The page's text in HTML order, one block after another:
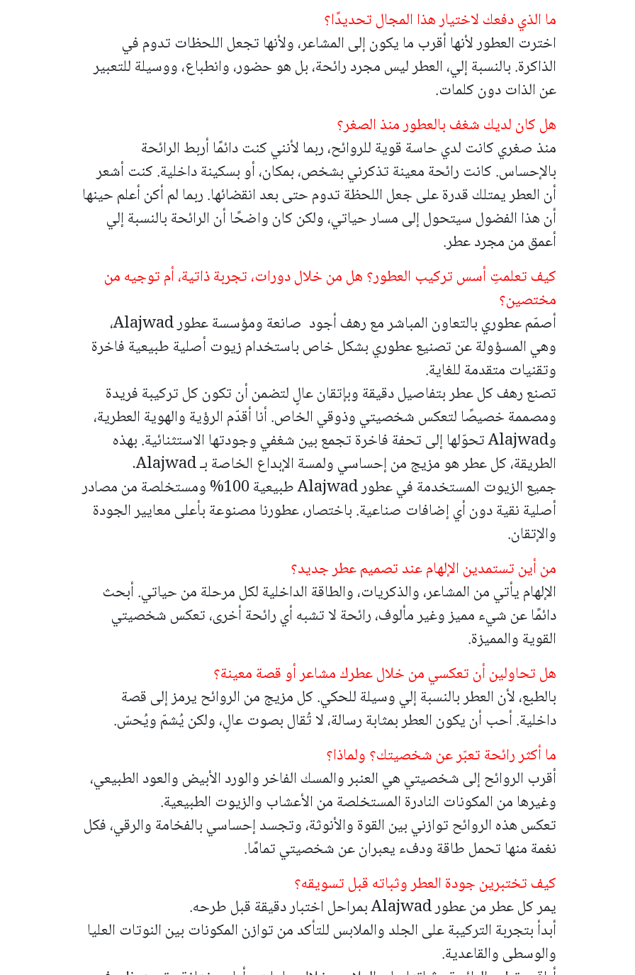
ما الذي دفعك لاختيار هذا المجال تحديدًا؟
اخترت العطور لأنها أقرب ما يكون إلى المشاعر، ولأنها تجعل اللحظات تدوم في
الذاكرة. بالنسبة إلي، العطر ليس مجرد رائحة، بل هو حضور، وانطباع، ووسيلة للتعبير
عن الذات دون كلمات.
هل كان لديك شغف بالعطور منذ الصغر؟
منذ صغري كانت لدي حاسة قوية للروائح، ربما لأنني كنت دائمًا أربط الرائحة
بالإحساس. كانت رائحة معينة تذكرني بشخص، بمكان، أو بسكينة داخلية. كنت أشعر
أن العطر يمتلك قدرة على جعل اللحظة تدوم حتى بعد انقضائها. ربما لم أكن أعلم حينها
أن هذا الفضول سيتحول إلى مسار حياتي، ولكن كان واضحًا أن الرائحة بالنسبة إلي
أعمق من مجرد عطر.
كيف تعلمتِ أسس تركيب العطور؟ هل من خلال دورات، تجربة ذاتية، أم توجيه من
مختصين؟
أصمّم عطوري بالتعاون المباشر مع رهف أجود صانعة ومؤسسة عطور Alajwad،
وهي المسؤولة عن تصنيع عطوري بشكل خاص باستخدام زيوت أصلية طبيعية فاخرة
وتقنيات متقدمة للغاية.
تصنع رهف كل عطر بتفاصيل دقيقة وبإتقان عالٍ لتضمن أن تكون كل تركيبة فريدة
ومصممة خصيصًا لتعكس شخصيتي وذوقي الخاص.أنا أقدّم الرؤية والهوية العطرية،
وAlajwad تحوّلها إلى تحفة فاخرة تجمع بين شغفي وجودتها الاستثنائية.
بهذه
الطريقة، كل عطر هو مزيج من إحساسي ولمسة الإبداع الخاصة بـ Alajwad.
جميع الزيوت المستخدمة في عطور Alajwad طبيعية 100% ومستخلصة من مصادر
أصلية نقية دون أي إضافات صناعية. باختصار، عطورنا مصنوعة بأعلى معايير الجودة
والإتقان.
من أين تستمدين الإلهام عند تصميم عطر جديد؟
الإلهام يأتي من المشاعر، والذكريات، والطاقة الداخلية لكل مرحلة من حياتي. أبحث
دائمًا عن شيء مميز وغير مألوف، رائحة لا تشبه أي رائحة أخرى، تعكس شخصيتي
القوية والمميزة.
هل تحاولين أن تعكسي من خلال عطرك مشاعر أو قصة معينة؟
بالطبع، لأن العطر بالنسبة إلي وسيلة للحكي. كل مزيج من الروائح يرمز إلى قصة
داخلية. أحب أن يكون العطر بمثابة رسالة، لا تُقال بصوت عالٍ، ولكن يُشمّ ويُحسّ.
ما أكثر رائحة تعبّر عن شخصيتك؟ ولماذا؟
أقرب الروائح إلى شخصيتي هي العنبر والمسك الفاخر والورد الأبيض والعود الطبيعي،
وغيرها من المكونات النادرة المستخلصة من الأعشاب والزيوت الطبيعية.
تعكس هذه الروائح توازني بين القوة والأنوثة، وتجسد إحساسي بالفخامة والرقي، فكل
نغمة منها تحمل طاقة ودفء يعبران عن شخصيتي تمامًا.
كيف تختبرين جودة العطر وثباته قبل تسويقه؟
يمر كل عطر من عطور Alajwad بمراحل اختبار دقيقة قبل طرحه.
أبدأ بتجربة التركيبة على الجلد والملابس للتأكد من توازن المكونات بين النوتات العليا
والوسطى والقاعدية.